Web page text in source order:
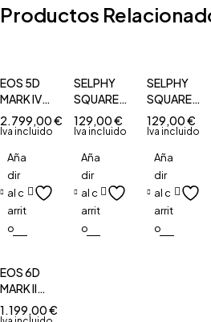
Productos
EOS 5D
MARK IV
Body
2.799,00€
Iva incluido
Aña
dir
al c
arrit
o
SELPHY
SQUARE
QX10 BK
129,00€
Iva incluido
Aña
dir
al c
arrit
o
SELPHY
SQUARE
QX10 WH
129,00€
Iva incluido
Aña
dir
al c
arrit
o
EOS 6D
MARK II
Body
1.199,00€